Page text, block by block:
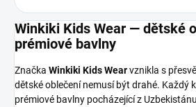
Winkiki Kids Wear — dětské
prémiové bavlny
Značka Winkiki Kids Wearvznikla s
dětské oblečení nemusí být drahé. Každý
prémiové bavlny pocházející z